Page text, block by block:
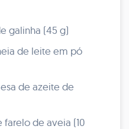
galinha (45 g)
de leite em pó
de azeite de
farelo de aveia (10